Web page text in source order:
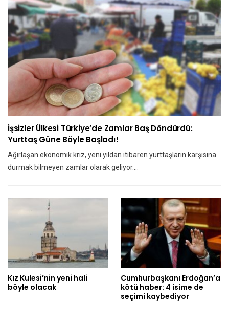
İşsizler Ülkesi Türkiye’de Zamlar Baş Döndürdü:
Yurttaş Güne Böyle Başladı!
Ağırlaşan ekonomik kriz, yeni yıldan itibaren yurttaşların karşısına
durmak bilmeyen zamlar olarak geliyor.…
Kız Kulesi’nin yeni hali
böyle olacak
Cumhurbaşkanı Erdoğan’a
kötü haber: 4 isime de
seçimi kaybediyor